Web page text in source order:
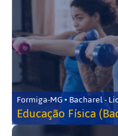
Formiga-MG • Bacharel -
Educação Física